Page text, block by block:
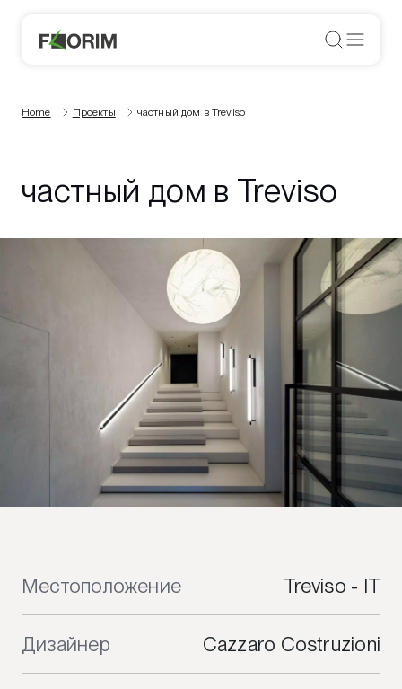
Home Проекты частный дом в Treviso
частный дом в Treviso
Местоположение Treviso - IT
Дизайнер Cazzaro Costruzioni